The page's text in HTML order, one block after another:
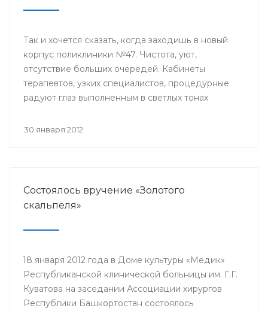
Так и хочется сказать, когда заходишь в новый
корпус поликлиники №47. Чистота, уют,
отсутствие больших очередей. Кабинеты
терапевтов, узких специалистов, процедурные
радуют глаз выполненным в светлых тонах
оборудованием.
30 января 2012
Состоялось вручение «Золотого
скальпеля»
18 января 2012 года в Доме культуры «Медик»
Республиканской клинической больницы им. Г.Г.
Куватова на заседании Ассоциации хирургов
Республики Башкортостан состоялось